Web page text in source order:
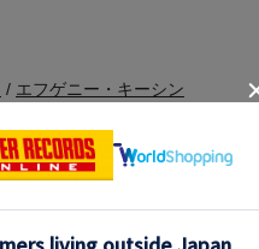
/ エフゲニー・キーシン